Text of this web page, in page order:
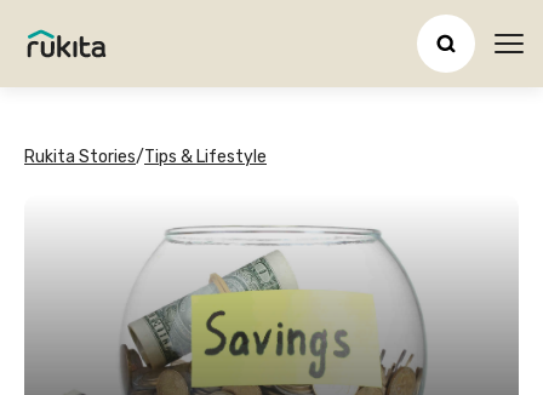
Rukita Stories/Tips & Lifestyle